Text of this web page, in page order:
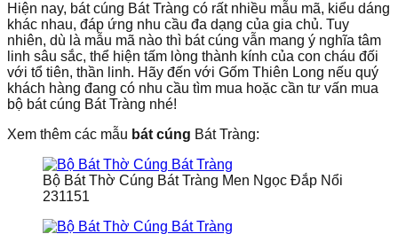
Hiện nay, bát cúng Bát Tràng có rất nhiều mẫu mã, kiểu dáng
khác nhau, đáp ứng nhu cầu đa dạng của gia chủ. Tuy
nhiên, dù là mẫu mã nào thì bát cúng vẫn mang ý nghĩa tâm
linh sâu sắc, thể hiện tấm lòng thành kính của con cháu đối
với tổ tiên, thần linh. Hãy đến với Gốm Thiên Long nếu quý
khách hàng đang có nhu cầu tìm mua hoặc cần tư vấn mua
bộ bát cúng Bát Tràng nhé!
Xem thêm các mẫu bát cúng Bát Tràng:
Bộ Bát Thờ Cúng Bát Tràng Men Ngọc Đắp Nổi
231151